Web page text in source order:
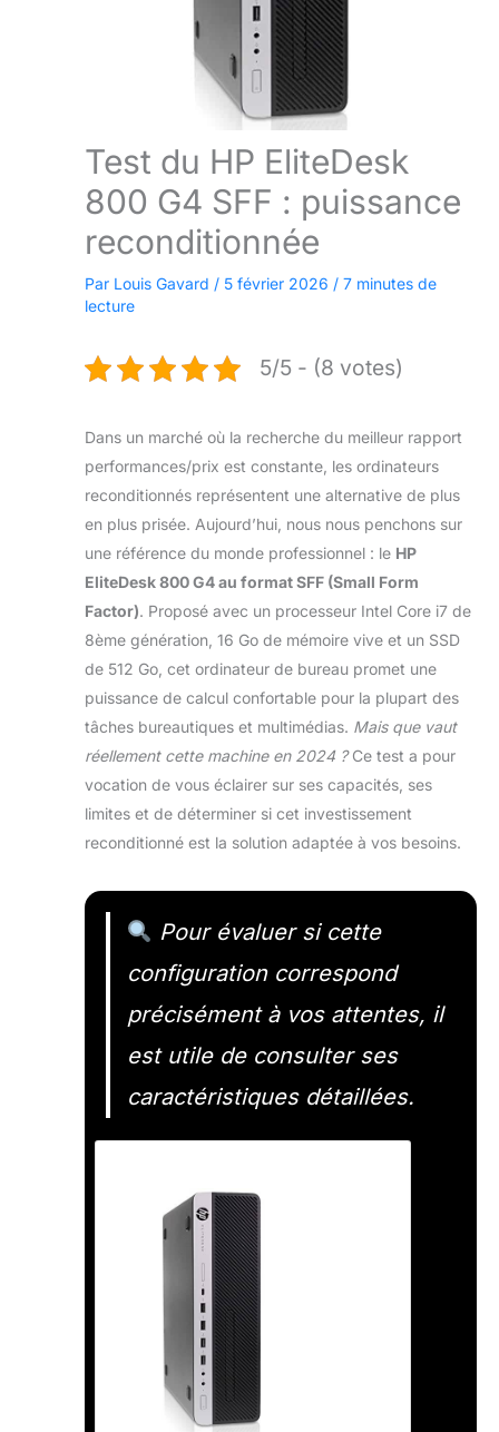
Test du HP EliteDesk
800 G4 SFF : puissance
reconditionnée
Par Louis Gavard / 5 février 2026 / 7 minutes de
lecture
5/5 - (8 votes)
Dans un marché où la recherche du meilleur rapport
performances/prix est constante, les ordinateurs
reconditionnés représentent une alternative de plus
en plus prisée. Aujourd’hui, nous nous penchons sur
une référence du monde professionnel : le HP
EliteDesk 800 G4 au format SFF (Small Form
Factor). Proposé avec un processeur Intel Core i7 de
8ème génération, 16 Go de mémoire vive et un SSD
de 512 Go, cet ordinateur de bureau promet une
puissance de calcul confortable pour la plupart des
tâches bureautiques et multimédias. Mais que vaut
réellement cette machine en 2024 ?Ce test a pour
vocation de vous éclairer sur ses capacités, ses
limites et de déterminer si cet investissement
reconditionné est la solution adaptée à vos besoins.
Pour évaluer si cette
configuration correspond
précisément à vos attentes, il
est utile de consulter ses
caractéristiques détaillées.